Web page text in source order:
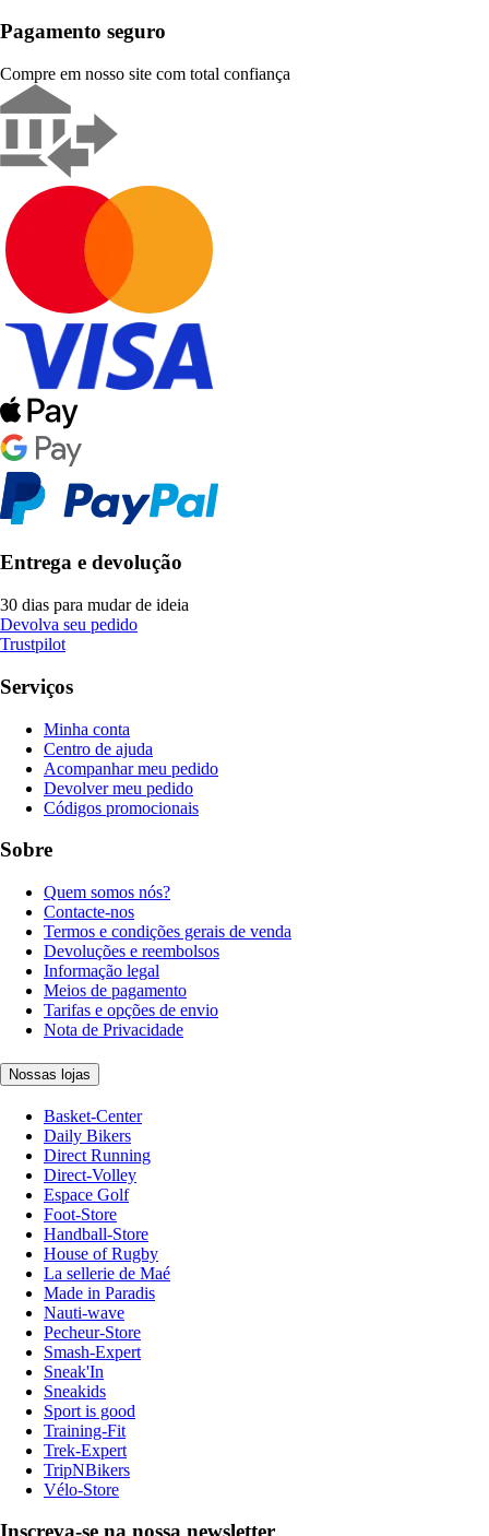
Pagamento seguro
Compre em nosso site com total confiança
Entrega e devolução
30 dias para mudar de ideia
Devolva seu pedido
Trustpilot
Serviços
Minha conta
Centro de ajuda
Acompanhar meu pedido
Devolver meu pedido
Códigos promocionais
Sobre
Quem somos nós?
Contacte-nos
Termos e condições gerais de venda
Devoluções e reembolsos
Informação legal
Meios de pagamento
Tarifas e opções de envio
Nota de Privacidade
Nossas lojas
Basket-Center
Daily Bikers
Direct Running
Direct-Volley
Espace Golf
Foot-Store
Handball-Store
House of Rugby
La sellerie de Maé
Made in Paradis
Nauti-wave
Pecheur-Store
Smash-Expert
Sneak'In
Sneakids
Sport is good
Training-Fit
Trek-Expert
TripNBikers
Vélo-Store
Inscreva-se na nossa newsletter